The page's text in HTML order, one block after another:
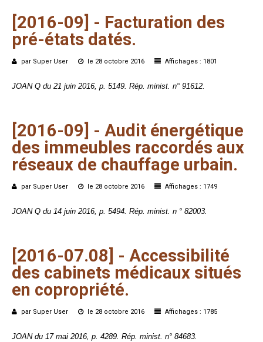
[2016-09] - Facturation des
pré-états datés.
par Super User le 28 octobre 2016 Affichages : 1801
JOAN Q du 21 juin 2016, p. 5149. Rép. minist. n° 91612.
[2016-09] - Audit énergétique
des immeubles raccordés aux
réseaux de chauffage urbain.
par Super User le 28 octobre 2016 Affichages : 1749
JOAN Q du 14 juin 2016, p. 5494. Rép. minist. n ° 82003.
[2016-07.08] - Accessibilité
des cabinets médicaux situés
en copropriété.
par Super User le 28 octobre 2016 Affichages : 1785
JOAN du 17 mai 2016, p. 4289. Rép. minist. n° 84683.